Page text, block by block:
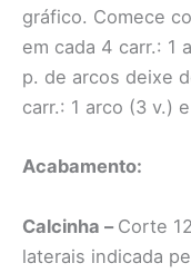
gráfico. Comece
em cada 4 carr.: 1
p. de arcos deixe
carr.: 1 arco (3 v.)
Acabamento:
Calcinha – Corte
laterais indicada